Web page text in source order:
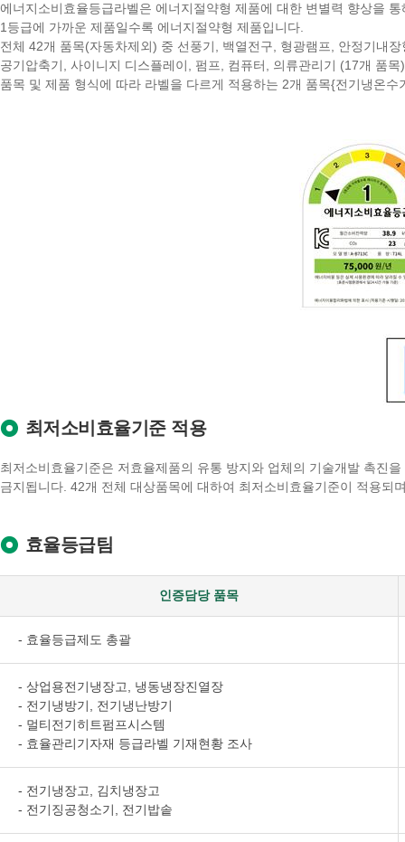
에너지소비효율등급라벨은 에너지절약형 제품에 대한 변별력 향상을
1등급에 가까운 제품일수록 에너지절약형 제품입니다.
전체 42개 품목(자동차제외) 중 선풍기, 백열전구, 형광램프, 안정기내
공기압축기, 사이니지 디스플레이, 펌프, 컴퓨터, 의류관리기 (17개 품
품목 및 제품 형식에 따라 라벨을 다르게 적용하는 2개 품목{전기냉온
최저소비효율기준 적용
최저소비효율기준은 저효율제품의 유통 방지와 업체의 기술개발 촉진
금지됩니다. 42개 전체 대상품목에 대하여 최저소비효율기준이 적용되
효율등급팀
인증담당 품목
- 효율등급제도 총괄
- 상업용전기냉장고, 냉동냉장진열장
- 전기냉방기, 전기냉난방기
- 멀티전기히트펌프시스템
- 효율관리기자재 등급라벨 기재현황 조사
- 전기냉장고, 김치냉장고
- 전기징공청소기, 전기밥솥